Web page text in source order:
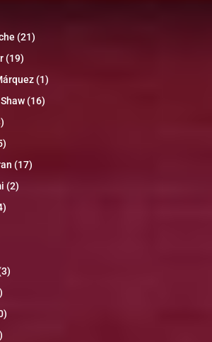
(21)
(19)
(1)
(16)
(17)
(2)